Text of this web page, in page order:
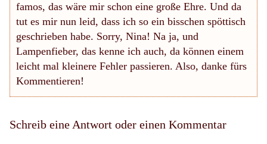
famos, das wäre mir schon eine große Ehre. Und da
tut es mir nun leid, dass ich so ein bisschen spöttisch
geschrieben habe. Sorry, Nina! Na ja, und
Lampenfieber, das kenne ich auch, da können einem
leicht mal kleinere Fehler passieren. Also, danke fürs
Kommentieren!
Schreib eine Antwort oder einen Kommentar